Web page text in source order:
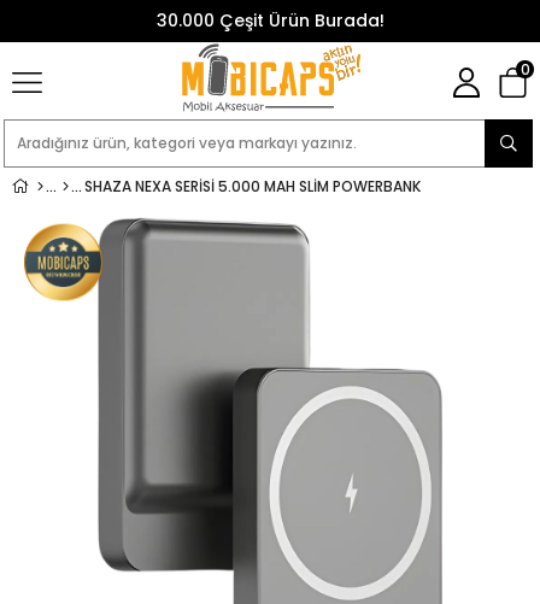
30.000 Çeşit Ürün Burada!
0
SHAZA NEXA SERISI 5.000 MAH SLIM POWERBANK